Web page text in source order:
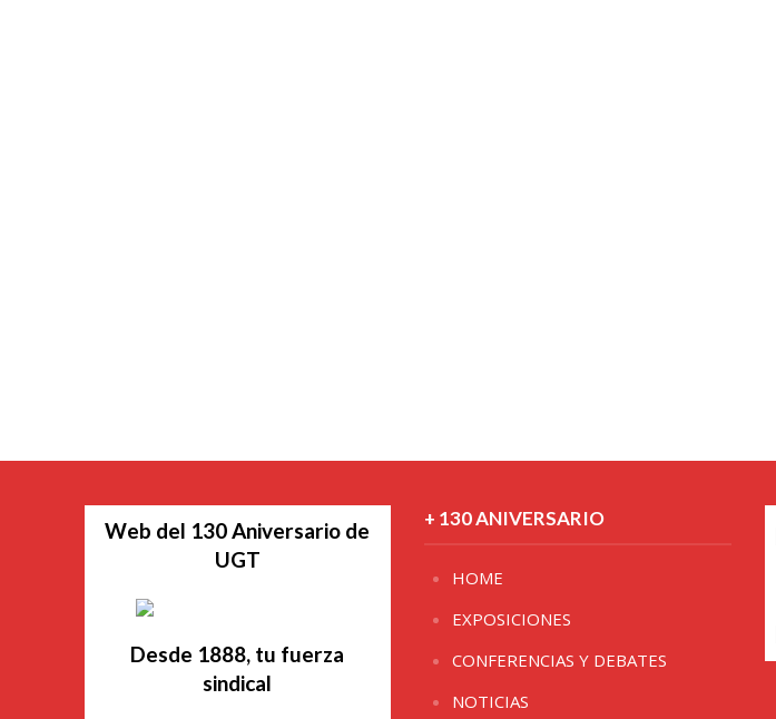
Web del 130 Aniversario de
UGT
Desde 1888, tu fuerza
sindical
+ 130 ANIVERSARIO
HOME
EXPOSICIONES
CONFERENCIAS Y DEBATES
NOTICIAS